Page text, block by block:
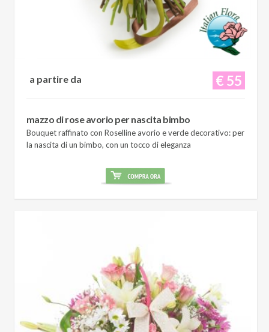
€ 55
a partire da
mazzo di rose avorio per nascita bimbo
Bouquet raffinato con Roselline avorio e verde decorativo: per
la nascita di un bimbo, con un tocco di eleganza